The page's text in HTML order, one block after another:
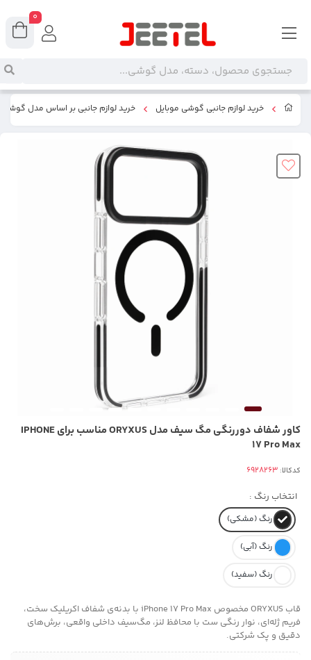
خرید لوازم جانبی گوشی موبایل خرید لوازم جانبی بر اساس مدل گوشی
کاور شفاف دوررنگی مگ سیف مدل ORYXUS مناسب برای IPHONE
17 Pro Max
کدکالا:
انتخاب رنگ :
رنگ (مشکی)
رنگ (آبی)
رنگ (سفید)
قاب ORYXUS مخصوص iPhone 17 Pro Max با بدنه‌ی شفاف اکریلیک سخت،
فریم ژله‌ای، نوار رنگی ست با محافظ لنز، مگ‌سیف داخلی واقعی، برش‌های
دقیق و پک شرکتی.
0